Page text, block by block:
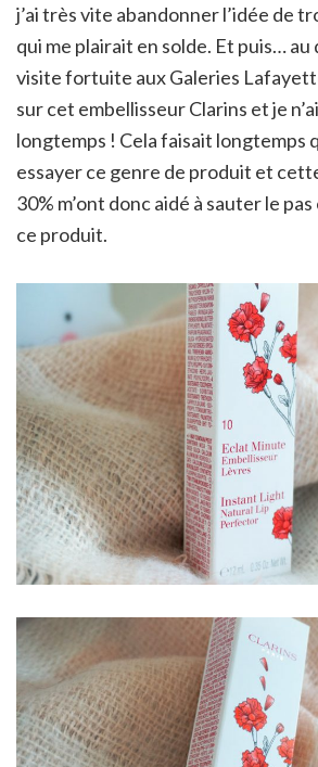
j’ai très vite abandonner l’idée de
qui me plairait en solde. Et puis… au
visite fortuite aux Galeries
sur cet embellisseur Clarins et je
longtemps ! Cela faisait longtemps
essayer ce genre de produit et
30% m’ont donc aidé à sauter le
ce produit.